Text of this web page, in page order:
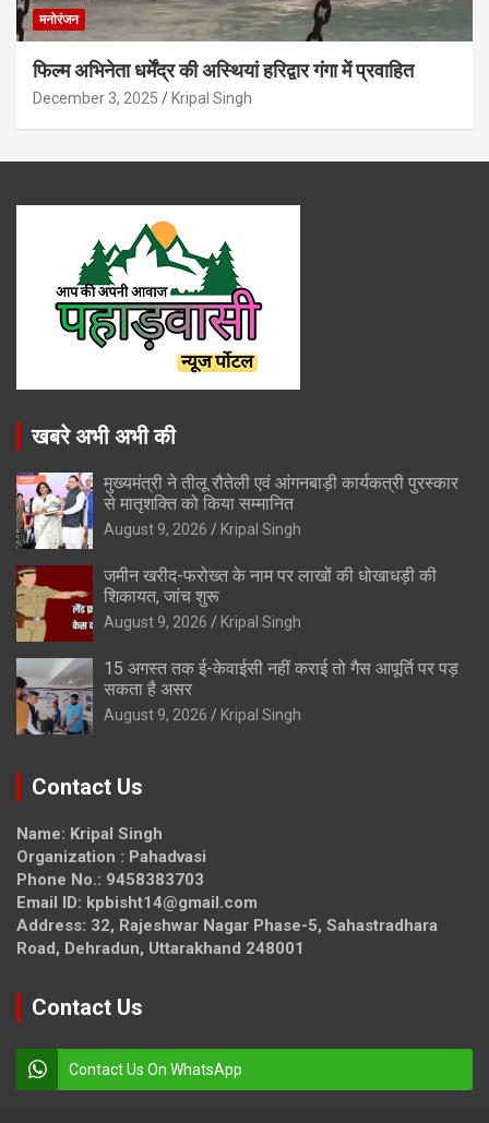
मनोरंजन
फिल्म अभिनेता धर्मेंद्र की अस्थियां हरिद्वार गंगा में प्रवाहित
December 3, 2025 Kripal Singh
खबरे अभी अभी की
मुख्यमंत्री ने तीलू रौतेली एवं आंगनबाड़ी कार्यकत्री पुरस्कार
से मातृशक्ति को किया सम्मानित
August 9, 2026 Kripal Singh
जमीन खरीद-फरोख्त के नाम पर लाखों की धोखाधड़ी की
शिकायत, जांच शुरू
August 9, 2026 Kripal Singh
15 अगस्त तक ई-केवाईसी नहीं कराई तो गैस आपूर्ति पर पड़
सकता है असर
August 9, 2026 Kripal Singh
Contact Us
Name: Kripal Singh
Organization : Pahadvasi
Phone No.: 9458383703
Email ID: kpbisht14@gmail.com
Address: 32, Rajeshwar Nagar Phase-5, Sahastradhara
Road, Dehradun, Uttarakhand 248001
Contact Us
Contact Us On WhatsApp